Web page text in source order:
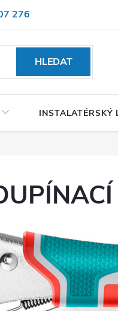
276
HLEDAT
INSTALATÉRSKÝ